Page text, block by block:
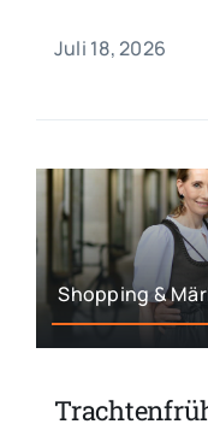
Juli 18, 2026
Shopping &